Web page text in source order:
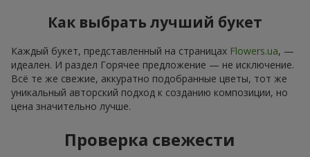
Как выбрать лучший букет
Каждый букет, представленный на страницах Flowers.ua, —
идеален. И раздел Горячее предложение — не исключение.
Всё те же свежие, аккуратно подобранные цветы, тот же
уникальный авторский подход к созданию композиции, но
цена значительно лучше.
Проверка свежести